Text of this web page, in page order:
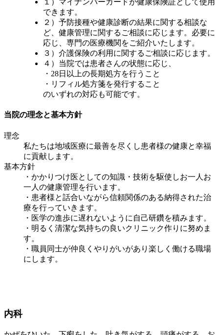
１）マイナンバーカードが健康保険証として使用
できます。
２）予防接種や健康診断の結果に関する相談な
ど、健康管理に関するご相談に応じます。必要に
応じ、専門の医療機関をご紹介いたします。
３）介護保険の利用に関するご相談に応じます。
４）当院では患者さんの状態に応じ、
・28日以上の長期処方を行うこと
・リフィル処方箋を発行すること
のいずれの対応も可能です。
当院の理念と基本方針
理念
私たちは地域医療に最善を尽くし患者様の健康と幸福
に貢献します。
基本方針
・かかりつけ医としての知識・技術を駆使しお一人お
一人の健康管理を行います。
・患者様と話合いながら信頼関係のある納得された治
療を行っていきます。
・医学の進歩に遅れないように自己研鑽を積みます。
・明るく清潔な気持ちの良いクリニック作りに努めま
す。
・職員同士が仲良くやりがいがあり楽しく働ける職場
にします。
内科